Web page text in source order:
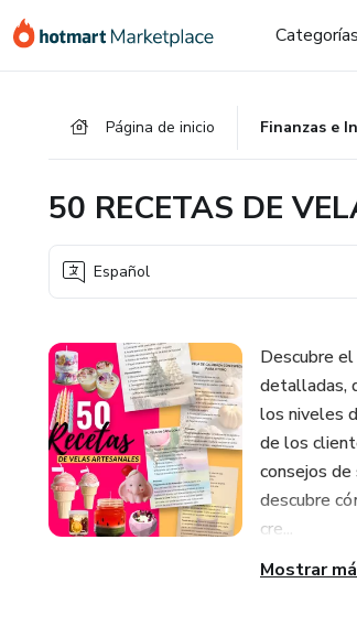
Categorías
Página de inicio Finanzas e
50 RECETAS DE
Español
Descubre
detalladas,
los niveles
de los
consejos
descubre
cre...
Mostrar